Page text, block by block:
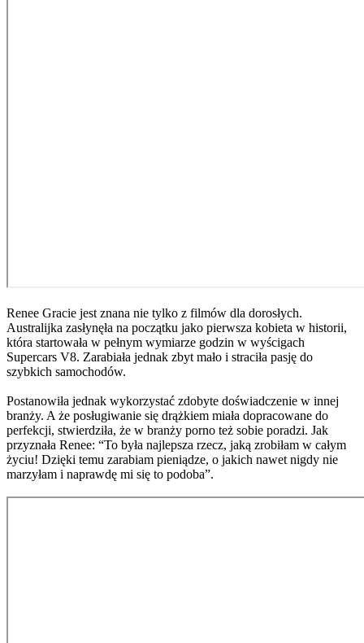
Renee Gracie jest znana nie tylko z filmów dla dorosłych.
Australijka zasłynęła na początku jako pierwsza kobieta w historii,
która startowała w pełnym wymiarze godzin w wyścigach
Supercars V8. Zarabiała jednak zbyt mało i straciła pasję do
szybkich samochodów.
Postanowiła jednak wykorzystać zdobyte doświadczenie w innej
branży. A że posługiwanie się drążkiem miała dopracowane do
perfekcji, stwierdziła, że w branży porno też sobie poradzi. Jak
przyznała Renee: “To była najlepsza rzecz, jaką zrobiłam w całym
życiu! Dzięki temu zarabiam pieniądze, o jakich nawet nigdy nie
marzyłam i naprawdę mi się to podoba”.